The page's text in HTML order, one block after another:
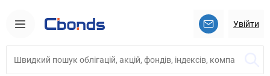
Увійти